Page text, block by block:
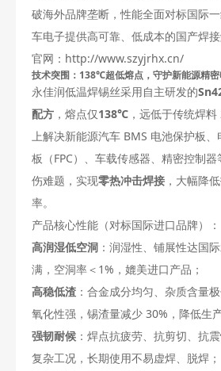
破海外品牌垄断，性能全面对标国际
车电子提供高可靠、低成本的国产焊接
官网： http://www.szyjrhx.cn/
技术突围：138℃超低熔点，守护新能源精
永佳润低温焊锡丝采用自主研发的
配方 ，熔点仅138℃ ，远低于传统焊
上解决新能源汽车 BMS 电池保护板
板（FPC）、车载传感器、精密控制
伤难题，实现零热冲击焊接 ，大幅降
率。
产品核心性能（对标国际进口品牌）：
高润湿低空洞 ：润湿性、铺展性达国
满，空洞率＜1%，媲美进口产品；
高稳低渣 ：合金成分均匀、杂质含量
氧化性强，锡渣量减少 30%，降低生
强韧耐候 ：焊点抗疲劳、抗剪切、抗
复杂工况，长期使用不易虚焊、脱焊；